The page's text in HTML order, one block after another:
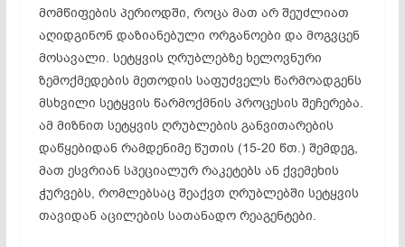
მომწიფების პერიოდში, როცა მათ არ შეუძლიათ
აღიდგინონ დაზიანებული ორგანოები და მოგვცენ
მოსავალი. სეტყვის ღრუბლებზე ხელოვნური
ზემოქმედების მეთოდის საფუძველს წარმოადგენს
მსხვილი სეტყვის წარმოქმნის პროცესის შეჩერება.
ამ მიზნით სეტყვის ღრუბლების განვითარების
დაწყებიდან რამდენიმე წუთის (15-20 წთ.) შემდეგ,
მათ ესვრიან სპეციალურ რაკეტებს ან ქვემეხის
ჭურვებს, რომლებსაც შეაქვთ ღრუბლებში სეტყვის
თავიდან აცილების სათანადო რეაგენტები.